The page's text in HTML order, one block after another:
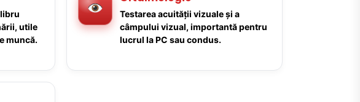
utile
muncă.
Testarea acuității vizuale și a
câmpului vizual, importantă pentru
lucrul la PC sau condus.